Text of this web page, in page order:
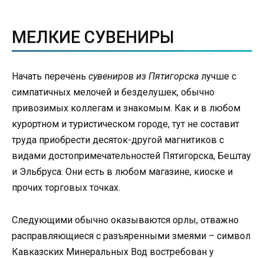
МЕЛКИЕ СУВЕНИРЫ
Начать перечень сувениров из Пятигорска лучше с
симпатичных мелочей и безделушек, обычно
привозимых коллегам и знакомым. Как и в любом
курортном и туристическом городе, тут не составит
труда приобрести десяток-другой магнитиков с
видами достопримечательностей Пятигорска, Бештау
и Эльбруса. Они есть в любом магазине, киоске и
прочих торговых точках.
Следующими обычно оказываются орлы, отважно
расправляющиеся с разъяренными змеями – символ
Кавказских Минеральных Вод востребован у